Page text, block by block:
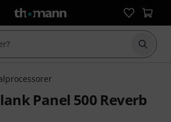
Börja
Panel 500 Reverb
5 stjärnor från 1 kundbetyg